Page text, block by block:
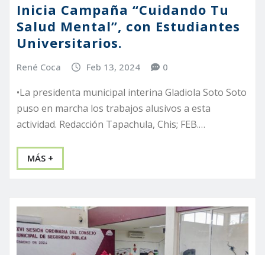
Inicia Campaña “Cuidando Tu
Salud Mental”, con Estudiantes
Universitarios.
René Coca Feb 13, 2024 0
•La presidenta municipal interina Gladiola Soto Soto
puso en marcha los trabajos alusivos a esta
actividad. Redacción Tapachula, Chis; FEB.…
MÁS +